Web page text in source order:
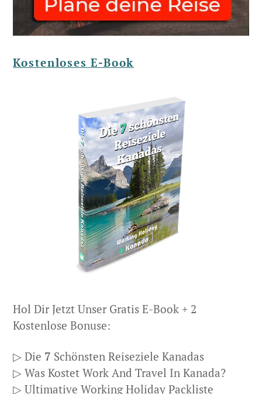
Kostenloses E-Book
Hol Dir Jetzt Unser Gratis E-Book + 2
Kostenlose Bonuse:
▷ Die 7 Schönsten Reiseziele Kanadas
▷ Was Kostet Work And Travel In Kanada?
▷ Ultimative Working Holiday Packliste